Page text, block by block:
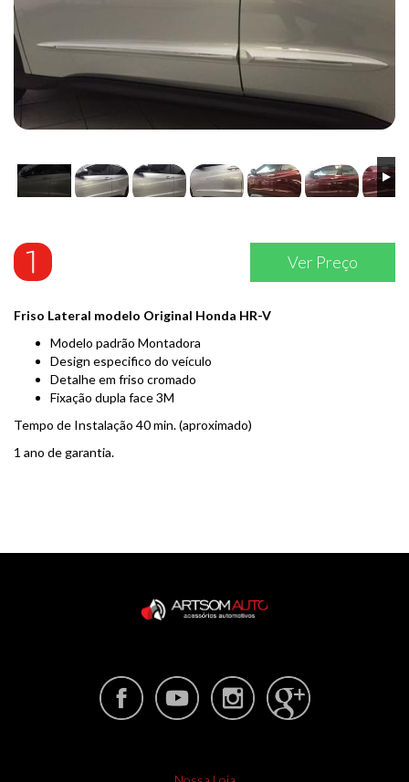
Ver Preço
Friso Lateral modelo Original Honda HR-V
Modelo padrão Montadora
Design especifico do veículo
Detalhe em friso cromado
Fixação dupla face 3M
Tempo de Instalação 40 min. (aproximado)
1 ano de garantia.